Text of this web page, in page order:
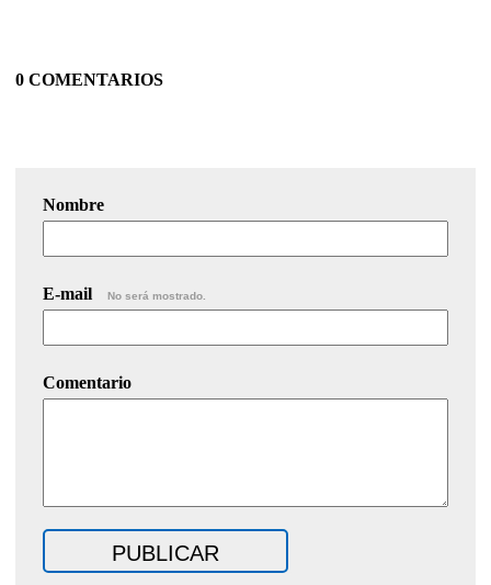
0 COMENTARIOS
Nombre
E-mail No será mostrado.
Comentario